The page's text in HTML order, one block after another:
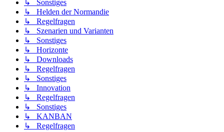
↳ Sonstiges
↳ Helden der Normandie
↳ Regelfragen
↳ Szenarien und Varianten
↳ Sonstiges
↳ Horizonte
↳ Downloads
↳ Regelfragen
↳ Sonstiges
↳ Innovation
↳ Regelfragen
↳ Sonstiges
↳ KANBAN
↳ Regelfragen